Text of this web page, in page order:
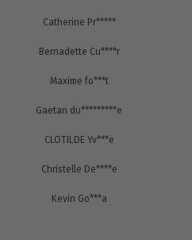
Catherine Pr*****
Bernadette Cu****r
Maxime fo***t
Gaetan du*********e
CLOTILDE Yv***e
Christelle De****e
Kevin Go***a